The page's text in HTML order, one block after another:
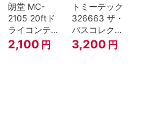
朗堂 MC-
2105 20ftド
ライコンテナ
タイプ
TRANCY
2,100 円
トミーテック
326663 ザ・
バスコレクシ
ョン 西日本鉄
道・九州産交
3,200 円